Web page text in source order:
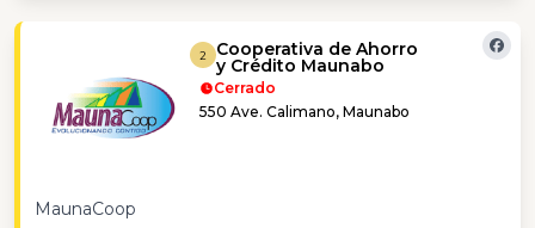
2 Cooperativa de Ahorro
y Crédito Maunabo
Cerrado
550 Ave. Calimano, Maunabo
MaunaCoop